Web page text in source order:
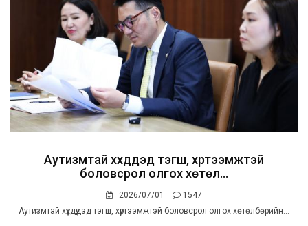
Аутизмтай хүүхдүүдэд тэгш, хүртээмжтэй
боловсрол олгох хөтөл...
2026/07/01
1547
Аутизмтай хүүхдүүдэд тэгш, хүртээмжтэй боловсрол олгох хөтөлбөрийн...